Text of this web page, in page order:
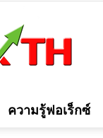
ความรู้ฟอเร็กซ์